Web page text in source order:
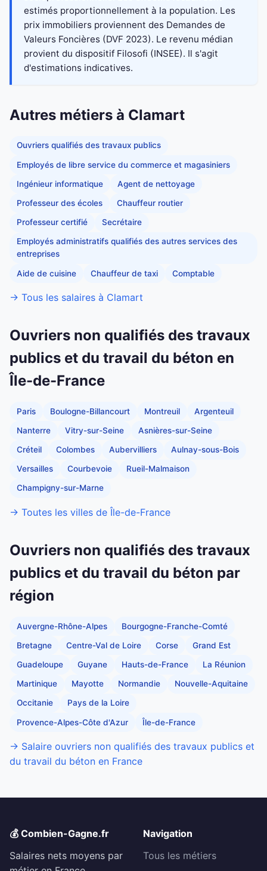
estimés proportionnellement à la population. Les
prix immobiliers proviennent des Demandes de
Valeurs Foncières (DVF 2023). Le revenu médian
provient du dispositif Filosofi (INSEE). Il s'agit
d'estimations indicatives.
Autres métiers à Clamart
Ouvriers qualifiés des travaux publics
Employés de libre service du commerce et magasiniers
Ingénieur informatique Agent de nettoyage
Professeur des écoles Chauffeur routier
Professeur certifié Secrétaire
Employés administratifs qualifiés des autres services des
entreprises
Aide de cuisine Chauffeur de taxi Comptable
→ Tous les salaires à Clamart
Ouvriers non qualifiés des travaux
publics et du travail du béton en
Île-de-France
Paris Boulogne-Billancourt Montreuil Argenteuil
Nanterre Vitry-sur-Seine Asnières-sur-Seine
Créteil Colombes Aubervilliers Aulnay-sous-Bois
Versailles Courbevoie Rueil-Malmaison
Champigny-sur-Marne
→ Toutes les villes de Île-de-France
Ouvriers non qualifiés des travaux
publics et du travail du béton par
région
Auvergne-Rhône-Alpes Bourgogne-Franche-Comté
Bretagne Centre-Val de Loire Corse Grand Est
Guadeloupe Guyane Hauts-de-France La Réunion
Martinique Mayotte Normandie Nouvelle-Aquitaine
Occitanie Pays de la Loire
Provence-Alpes-Côte d'Azur Île-de-France
→ Salaire ouvriers non qualifiés des travaux publics et
du travail du béton en France
💰 Combien-Gagne.fr
Salaires nets moyens par
Navigation
Tous les métiers